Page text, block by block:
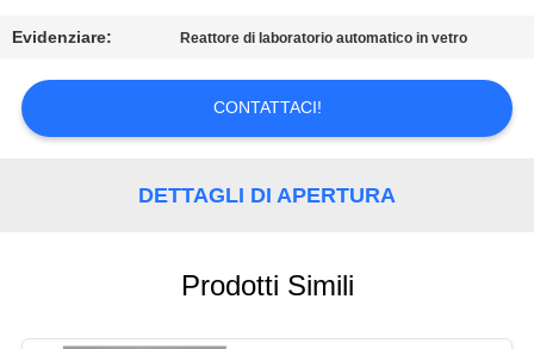
CONTATTICI
Evidenziare: Reattore di laboratorio automatico in vetro
CONTATTACI!
DETTAGLI DI APERTURA
Prodotti Simili